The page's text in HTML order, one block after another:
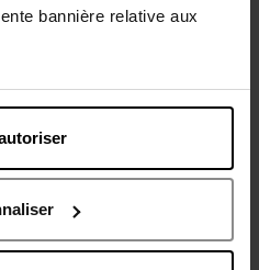
bannière relative aux